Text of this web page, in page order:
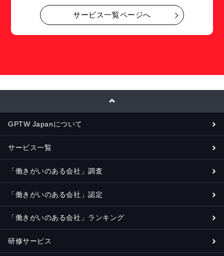
サービス一覧ページへ
GPTW Japanについて
サービス一覧
「働きがいのある会社」調査
「働きがいのある会社」認定
「働きがいのある会社」ランキング
研修サービス